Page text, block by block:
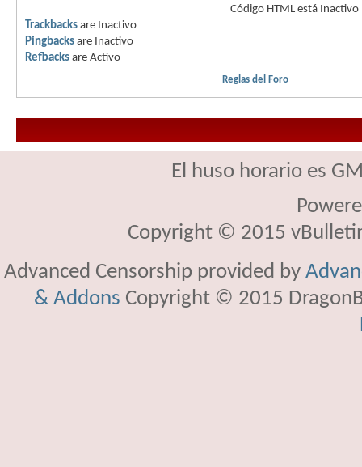
Código HTML está Inactivo
Trackbacks are Inactivo
Pingbacks are Inactivo
Refbacks are Activo
Reglas del Foro
El huso horario es
Copyright © 2015
Advanced Censorship provided by
& Addons Copyright © 2015